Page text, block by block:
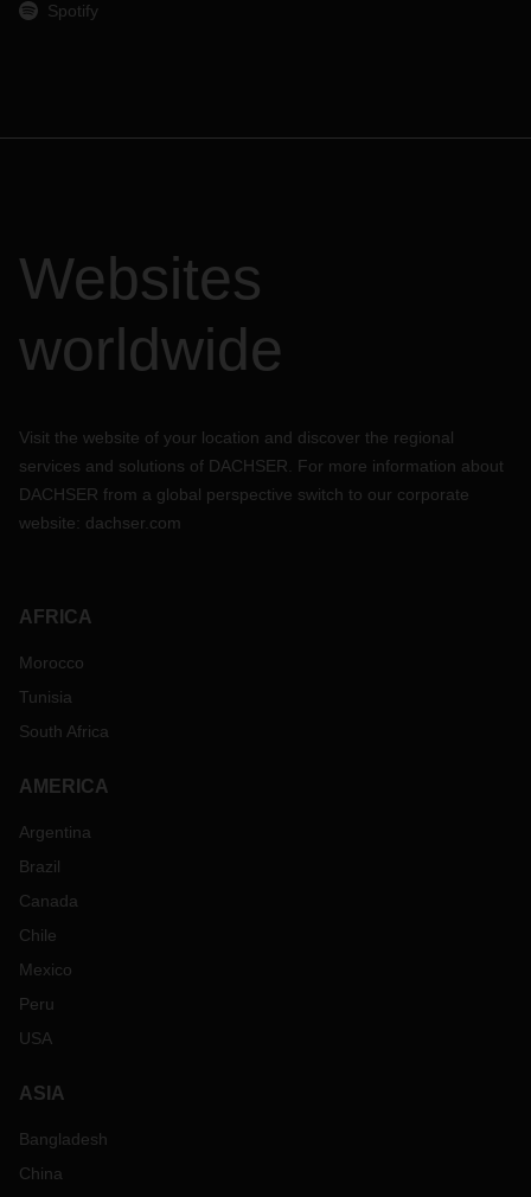
Spotify
Websites
worldwide
Visit the website of your location and discover the regional
services and solutions of DACHSER. For more information about
DACHSER from a global perspective switch to our corporate
website: dachser.com
AFRICA
Morocco
Tunisia
South Africa
AMERICA
Argentina
Brazil
Canada
Chile
Mexico
Peru
USA
ASIA
Bangladesh
China